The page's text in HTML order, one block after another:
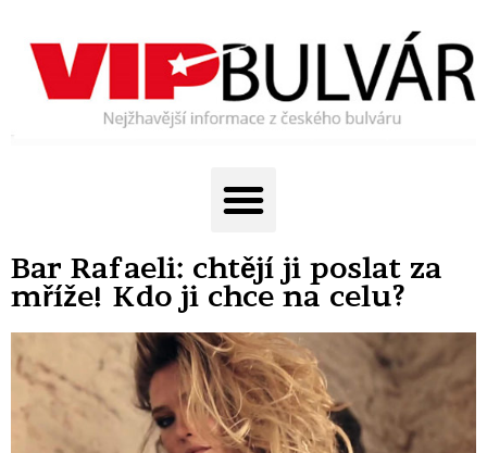
Bar Rafaeli: chtějí ji poslat za
mříže! Kdo ji chce na celu?